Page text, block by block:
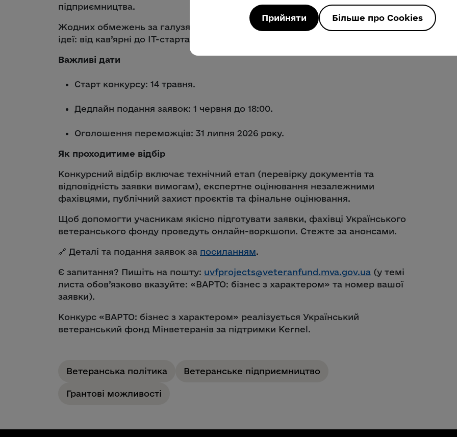
підприємництва.
Жодних обмежень за галузями — підтримку можуть отримати будь-які
ідеї: від кав’ярні до IT-стартапу.
Важливі дати
Старт конкурсу: 14 травня.
Дедлайн подання заявок: 1 червня до 18:00.
Оголошення переможців: 31 липня 2026 року.
Як проходитиме відбір
Конкурсний відбір включає технічний етап (перевірку документів та
відповідність заявки вимогам), експертне оцінювання незалежними
фахівцями, публічний захист проєктів та фінальне оцінювання.
Щоб допомогти учасникам якісно підготувати заявки, фахівці Українського
ветеранського фонду проведуть онлайн-воркшопи. Стежте за анонсами.
🔗 Деталі та подання заявок за посиланням.
Є запитання? Пишіть на пошту: uvfprojects@veteranfund.mva.gov.ua (у темі
листа обов’язково вказуйте: «ВАРТО: бізнес з характером» та номер вашої
заявки).
Конкурс «ВАРТО: бізнес з характером» реалізується Український
ветеранський фонд Мінветеранів за підтримки Kernel.
Ветеранська політика Ветеранське підприємництво
Грантові можливості
Прийняти Більше про Cookies